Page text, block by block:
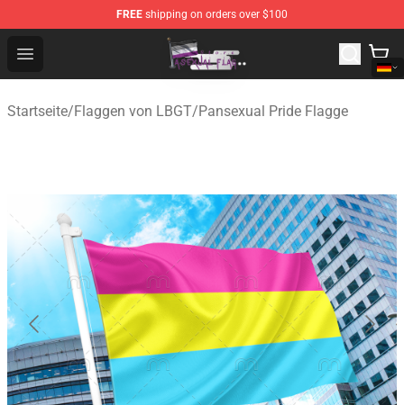
FREE shipping on orders over $100
Open menu
Asexual Flag Shop - The Best Store of Asexual Flag
Startseite/Flaggen von LBGT/Pansexual Pride Flagge